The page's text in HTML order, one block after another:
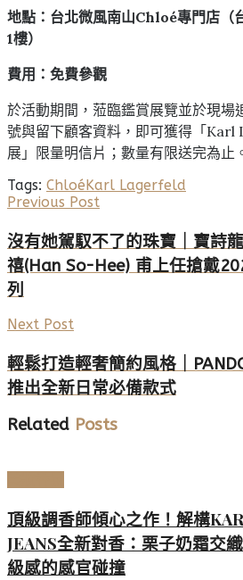
地點：台北微風南山Chloé專門店（
1樓）
費用：免費參觀
於活動期間，蒞臨鑑賞展覽並於現
號與留下顧客資料，即可獲得「
展」限量明信片；數量有限送完為止
Tags: ChloéKarl Lagerfeld
Previous Post
沒有她駕馭不了的珠寶｜寶詩
禧(Han So-Hee) 甫上任搶戴
列
Next Post
輕鬆打造輕奢簡約風格｜
推出全新日常必備款式
Related Posts
頂級調香師傾心之作！解構
JEANS全新對香：栗子奶霜交
級感的感官碰撞